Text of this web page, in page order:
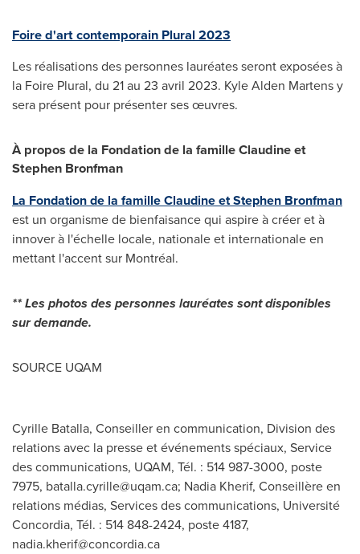
Foire d'art contemporain Plural 2023
Les réalisations des personnes lauréates seront exposées à
la Foire Plural, du 21 au 23 avril 2023. Kyle Alden Martensy
sera présent pour présenter ses œuvres.
À propos de la Fondation de la famille Claudine et
Stephen Bronfman
La Fondation de la famille Claudine etStephen Bronfman
est un organisme de bienfaisance qui aspire à créer et à
innover à l'échelle locale, nationale et internationale en
mettant l'accent sur Montréal.
** Les photos des personnes lauréates sont disponibles
sur demande.
SOURCE UQAM
Cyrille Batalla, Conseiller en communication, Division des
relations avec la presse et événements spéciaux, Service
des communications, UQAM, Tél. : 514 987-3000, poste
7975, batalla.cyrille@uqam.ca; Nadia Kherif, Conseillère en
relations médias, Services des communications, Université
Concordia, Tél. : 514 848-2424, poste 4187,
nadia.kherif@concordia.ca